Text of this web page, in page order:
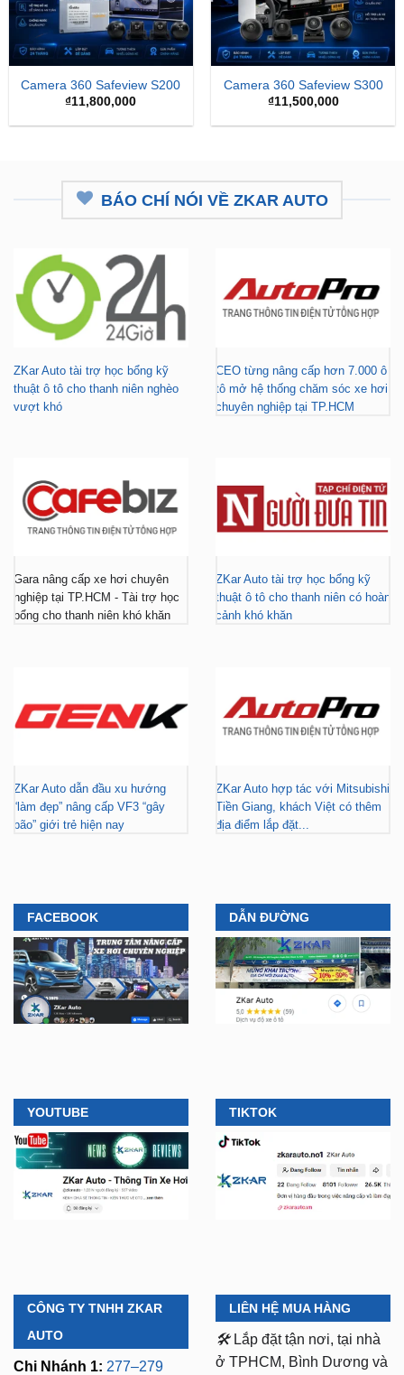
Camera 360 Safeview S200
₫11,800,000
Camera 360 Safeview S300
₫11,500,000
BÁO CHÍ NÓI VỀ ZKAR AUTO
ZKar Auto tài trợ học bổng kỹ
thuật ô tô cho thanh niên nghèo
vượt khó
CEO từng nâng cấp hơn 7.000 ô
tô mở hệ thống chăm sóc xe hơi
chuyên nghiệp tại TP.HCM
Gara nâng cấp xe hơi chuyên
nghiệp tại TP.HCM - Tài trợ học
bổng cho thanh niên khó khăn
ZKar Auto tài trợ học bổng kỹ
thuật ô tô cho thanh niên có hoàn
cảnh khó khăn
ZKar Auto dẫn đầu xu hướng
“làm đẹp” nâng cấp VF3 “gây
bão” giới trẻ hiện nay
ZKar Auto hợp tác với Mitsubishi
Tiền Giang, khách Việt có thêm
địa điểm lắp đặt...
FACEBOOK DẪN ĐƯỜNG
YOUTUBE TIKTOK
CÔNG TY TNHH ZKAR
AUTO
Chi Nhánh 1: 277–279
LIÊN HỆ MUA HÀNG
🛠️ Lắp đặt tận nơi, tại nhà
ở TPHCM, Bình Dương và